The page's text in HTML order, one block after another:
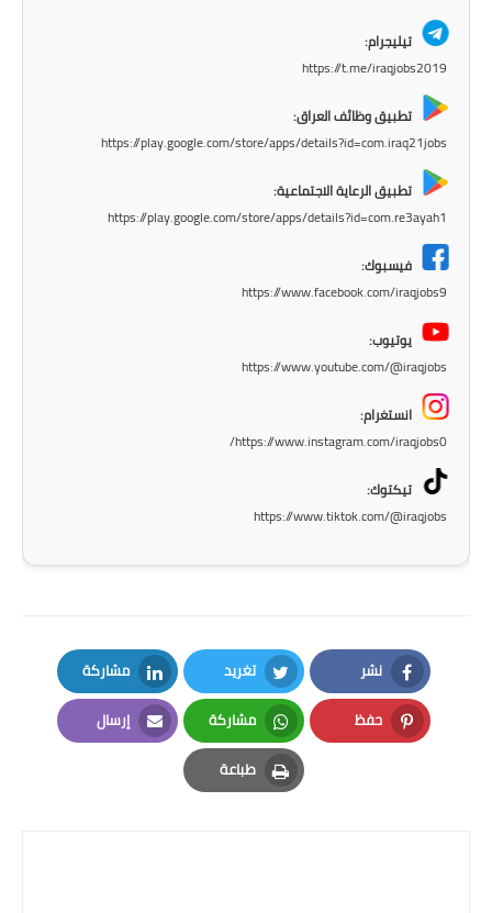
تيليجرام:
https://t.me/iraqjobs2019
تطبيق وظائف العراق:
https://play.google.com/store/apps/details?id=com.iraq21jobs
تطبيق الرعاية الاجتماعية:
https://play.google.com/store/apps/details?id=com.re3ayah1
فيسبوك:
https://www.facebook.com/iraqjobs9
يوتيوب:
https://www.youtube.com/@iraqjobs
انستغرام:
https://www.instagram.com/iraqjobs0/
تيكتوك:
https://www.tiktok.com/@iraqjobs
نشر
Facebook
تغريد
Twitter
مشاركة
LinkedIn
حفظ
Pinterest
مشاركة
Whatsapp
إرسال
Email
طباعة
Print